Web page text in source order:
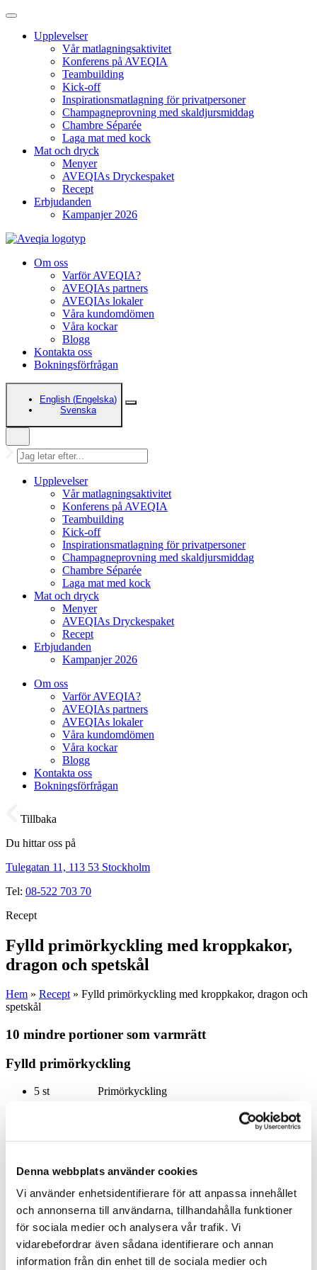
Denna webbplats använder cookies
Vi använder enhetsidentifierare för att anpassa innehållet
och annonserna till användarna, tillhandahålla funktioner
för sociala medier och analysera vår trafik. Vi
vidarebefordrar även sådana identifierare och annan
information från din enhet till de sociala medier och
Upplevelser
Vår matlagningsaktivitet
Konferens på AVEQIA
Teambuilding
Kick-off
Inspirationsmatlagning för privatpersoner
Champagneprovning med skaldjursmiddag
Chambre Séparée
Laga mat med kock
Mat och dryck
Menyer
AVEQIAs Dryckespaket
Recept
Erbjudanden
Kampanjer 2026
Om oss
Varför AVEQIA?
AVEQIAs partners
AVEQIAs lokaler
Våra kundomdömen
Våra kockar
Blogg
Kontakta oss
Bokningsförfrågan
English (Engelska)
Svenska
Upplevelser
Vår matlagningsaktivitet
Konferens på AVEQIA
Teambuilding
Kick-off
Inspirationsmatlagning för privatpersoner
Champagneprovning med skaldjursmiddag
Chambre Séparée
Laga mat med kock
Mat och dryck
Menyer
AVEQIAs Dryckespaket
Recept
Erbjudanden
Kampanjer 2026
Om oss
Varför AVEQIA?
AVEQIAs partners
AVEQIAs lokaler
Våra kundomdömen
Våra kockar
Blogg
Kontakta oss
Bokningsförfrågan
Tillbaka
Du hittar oss på
Tulegatan 11, 113 53 Stockholm
Tel: 08-522 703 70
Recept
Fylld primörkyckling med kroppkakor,
dragon och spetskål
Hem » Recept» Fylld primörkyckling med kroppkakor, dragon och
spetskål
10 mindre portioner som varmrätt
Fylld primörkyckling
5 st Primörkyckling
200 g Kycklingfärs
1 Ägg
15 g Dragon
10 g Salt
Hacka dragonen fint. Blanda alla ingredienser väl och lägg en klick
av färsen i varje kyckling. Bind ihop kycklingarna. Lägg dem på
ugnsplåt och baka i ugn på 110°C till 70°C i innertemperatur. Låt
tare. Halvera kycklingarna innan de läggs på tallrik.